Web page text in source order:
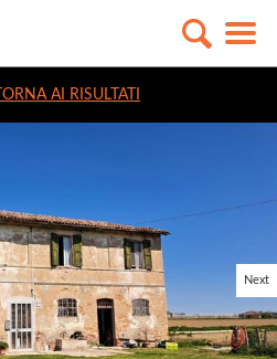
TORNA AI RISULTATI
Next